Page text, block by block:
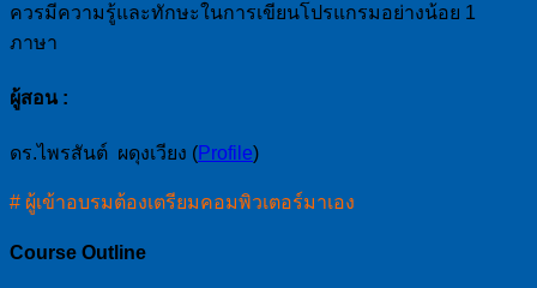
ควรมีความรู้และทักษะในการเขียนโปรแกรมอย่างน้อย 1
ภาษา
ผู้สอน :
ดร.ไพรสันต์ ผดุงเวียง (Profile)
# ผู้เข้าอบรมต้องเตรียมคอมพิวเตอร์มาเอง
Course Outline